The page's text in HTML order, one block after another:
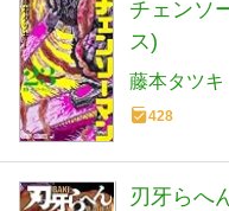
チェンソ
ス)
藤本タツキ
428
刃牙らへ